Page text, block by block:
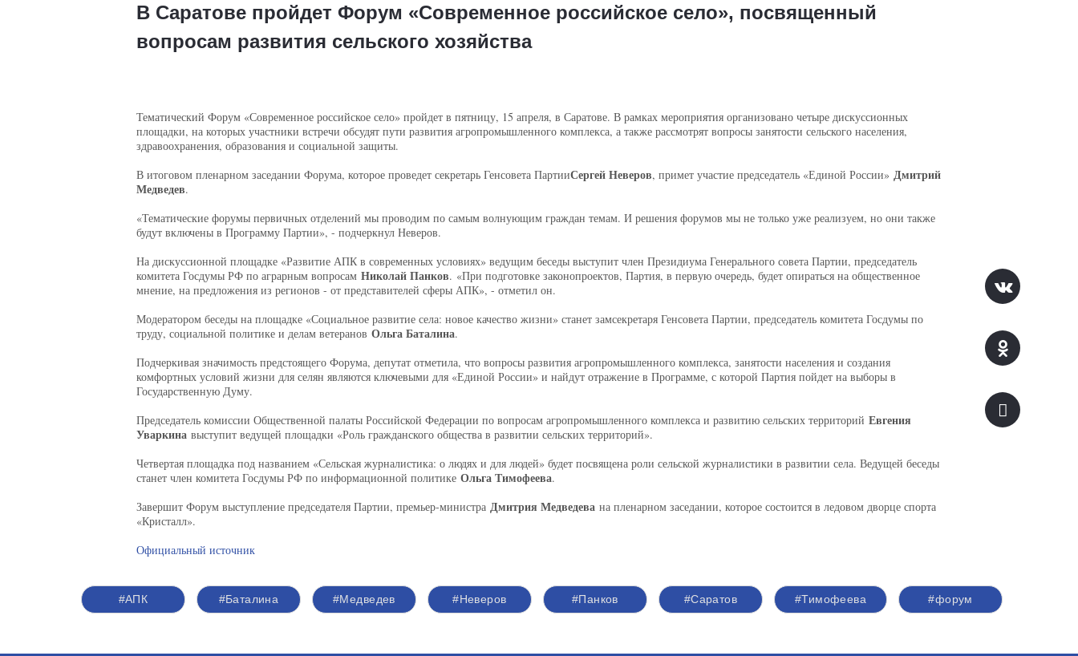
В Саратове пройдет Форум «Современное российское село», посвященный
вопросам развития сельского хозяйства
Тематический Форум «Современное российское село» пройдет в пятницу, 15 апреля, в Саратове. В рамках мероприятия организовано четыре дискуссионных
площадки, на которых участники встречи обсудят пути развития агропромышленного комплекса, а также рассмотрят вопросы занятости сельского населения,
здравоохранения, образования и социальной защиты.
В итоговом пленарном заседании Форума, которое проведет секретарь Генсовета ПартииСергей Неверов, примет участие председатель «Единой России» Дмитрий
Медведев.
«Тематические форумы первичных отделений мы проводим по самым волнующим граждан темам. И решения форумов мы не только уже реализуем, но они также
будут включены в Программу Партии», - подчеркнул Неверов.
На дискуссионной площадке «Развитие АПК в современных условиях» ведущим беседы выступит член Президиума Генерального совета Партии, председатель
комитета Госдумы РФ по аграрным вопросамНиколай Панков. «При подготовке законопроектов, Партия, в первую очередь, будет опираться на общественное
мнение, на предложения из регионов - от представителей сферы АПК», - отметил он.
Модератором беседы на площадке «Социальное развитие села: новое качество жизни» станет замсекретаря Генсовета Партии, председатель комитета Госдумы по
труду, социальной политике и делам ветеранов Ольга Баталина.
Подчеркивая значимость предстоящего Форума, депутат отметила, что вопросы развития агропромышленного комплекса, занятости населения и создания
комфортных условий жизни для селян являются ключевыми для «Единой России» и найдут отражение в Программе, с которой Партия пойдет на выборы в
Государственную Думу.
Председатель комиссии Общественной палаты Российской Федерации по вопросам агропромышленного комплекса и развитию сельских территорий Евгения
Уваркина выступит ведущей площадки «Роль гражданского общества в развитии сельских территорий».
Четвертая площадка под названием «Сельская журналистика: о людях и для людей» будет посвящена роли сельской журналистики в развитии села. Ведущей беседы
станет член комитета Госдумы РФ по информационной политике Ольга Тимофеева.
Завершит Форум выступление председателя Партии, премьер-министра Дмитрия Медведевана пленарном заседании, которое состоится в ледовом дворце спорта
«Кристалл».
Официальный источник
#АПК #Баталина #Медведев #Неверов #Панков #Саратов #Тимофеева #форум